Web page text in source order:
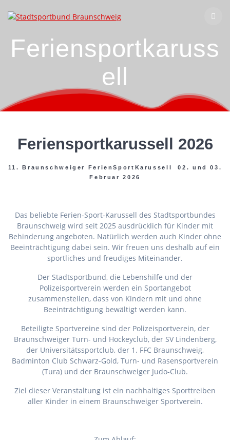
Inhalt
Feriensportkaruss
ell
Feriensportkarussell 2026
11. Braunschweiger FerienSportKarussell 02. und 03.
Februar 2026
Das beliebte Ferien-Sport-Karussell des Stadtsportbundes
Braunschweig wird seit 2025 ausdrücklich für Kinder mit
Behinderung angeboten. Natürlich werden auch Kinder ohne
Beeinträchtigung dabei sein. Wir freuen uns deshalb auf ein
sportliches und freudiges Miteinander.
Der Stadtsportbund, die Lebenshilfe und der
Polizeisportverein werden ein Sportangebot
zusammenstellen, dass von Kindern mit und ohne
Beeinträchtigung bewältigt werden kann.
Beteiligte Sportvereine sind der Polizeisportverein, der
Braunschweiger Turn- und Hockeyclub, der SV Lindenberg,
der Universitätssportclub, der 1. FFC Braunschweig,
Badminton Club Schwarz-Gold, Turn- und Rasensportverein
(Tura) und der Braunschweiger Judo-Club.
Ziel dieser Veranstaltung ist ein nachhaltiges Sporttreiben
aller Kinder in einem Braunschweiger Sportverein.